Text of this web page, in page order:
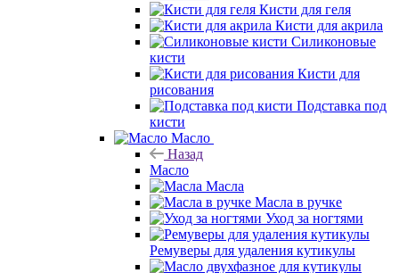
Кисти для геля
Кисти для акрила
Силиконовые
кисти
Кисти для
рисования
Подставка под
кисти
Масло
Назад
Масло
Масла
Масла в ручке
Уход за ногтями
Ремуверы для удаления кутикулы